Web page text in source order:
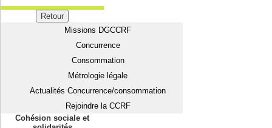
Retour
Missions DGCCRF
Concurrence
Consommation
Métrologie légale
Actualités Concurrence/consommation
Rejoindre la CCRF
Cohésion sociale et